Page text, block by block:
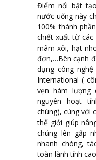
Điểm nổi bật
nước uống này
100% thành
chiết xuất từ
mâm xôi, hạt
đơn,…Bên cạnh
dụng công
International (
vẹn hàm lượng
nguyên hoạt
chúng), cùng với
thế giới giúp
chúng lên gấp
nhanh chóng,
toàn lành tính